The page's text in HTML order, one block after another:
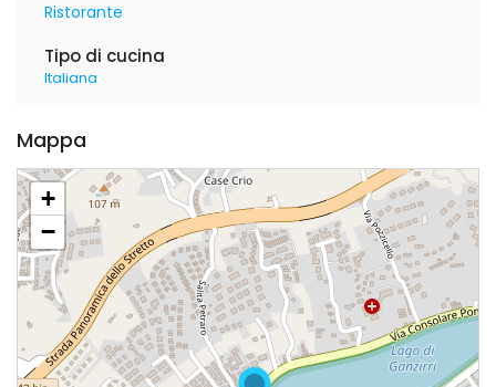
Ristorante
Tipo di cucina
Italiana
Mappa
+
−